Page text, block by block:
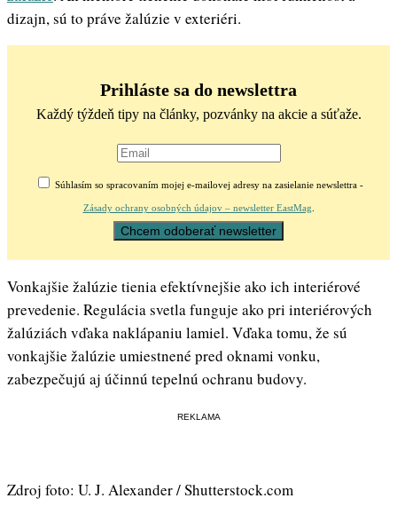
dizajn, sú to práve žalúzie v exteriéri.
Prihláste sa do newslettra
Každý týždeň tipy na články, pozvánky na akcie a súťaže.
Súhlasím so spracovaním mojej e-mailovej adresy na zasielanie newslettra -
Zásady ochrany osobných údajov – newsletter EastMag
Vonkajšie žalúzie tienia efektívnejšie ako ich interiérové
prevedenie. Regulácia svetla funguje ako pri interiérových
žalúziách vďaka naklápaniu lamiel. Vďaka tomu, že sú
vonkajšie žalúzie umiestnené pred oknami vonku,
zabezpečujú aj účinnú tepelnú ochranu budovy.
REKLAMA
Zdroj foto: U. J. Alexander / Shutterstock.com